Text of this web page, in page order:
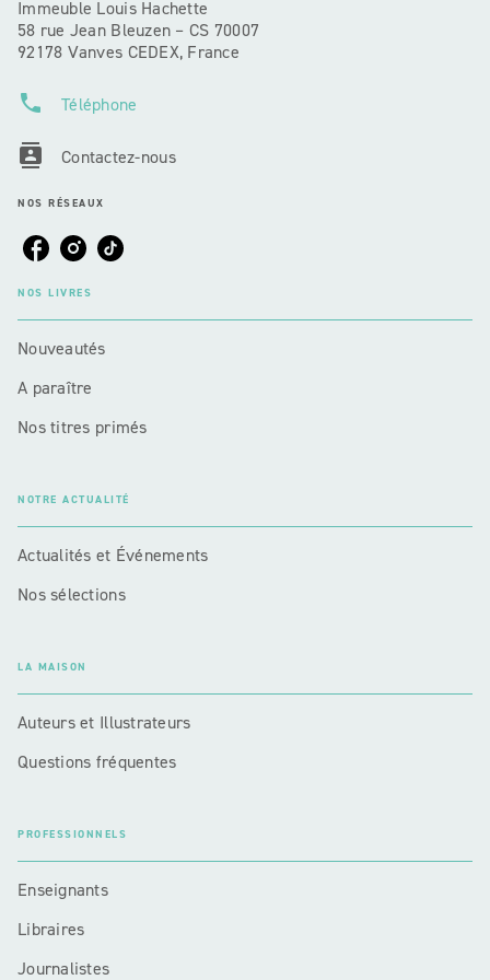
Immeuble Louis Hachette
58 rue Jean Bleuzen – CS 70007
92178 Vanves CEDEX, France
phone Téléphone
contacts Contactez-nous
NOS RÉSEAUX
NOS LIVRES
Nouveautés
A paraître
Nos titres primés
NOTRE ACTUALITÉ
Actualités et Événements
Nos sélections
LA MAISON
Auteurs et Illustrateurs
Questions fréquentes
PROFESSIONNELS
Enseignants
Libraires
Journalistes